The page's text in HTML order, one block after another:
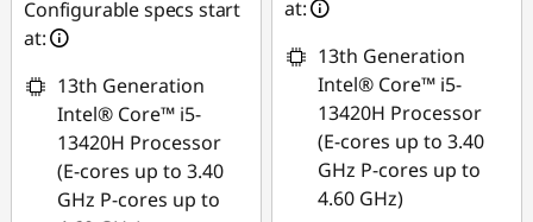
ใช้ eCoupon :
88SALETH
Configurable specs start
at:
13th Generation
Intel® Core™ i5-
13420H Processor
(E-cores up to 3.40
GHz P-cores up to
88SALETH
at:
13th Generation
Intel® Core™ i5-
13420H Processor
(E-cores up to 3.40
GHz P-cores up to
4.60 GHz)